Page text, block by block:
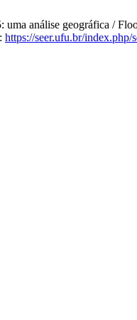
análise geográfica /
https://seer.ufu.br/index.php/